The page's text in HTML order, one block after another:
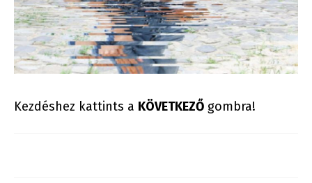
Kezdéshez kattints a KÖVETKEZŐ gombra!